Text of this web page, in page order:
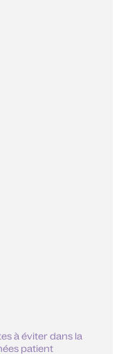
à éviter dans la
patient